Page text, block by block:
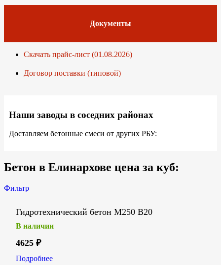
Документы
Скачать прайс-лист (01.08.2026)
Договор поставки (типовой)
Наши заводы в соседних районах
Доставляем бетонные смеси от других РБУ:
Бетон в Елинархове цена за куб:
Фильтр
Гидротехнический бетон М250 В20
В наличии
4625 ₽
Подробнее